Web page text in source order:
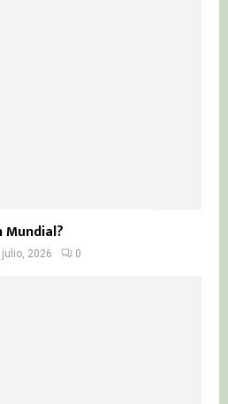
Mundial?
julio, 2026 0